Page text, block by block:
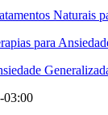
Naturais
para
03:00